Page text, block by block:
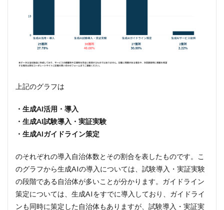
上記のグラフは
・生成AI活用・導入
・生成AI試験導入・実証実験
・生成AIガイドライン策定
のそれぞれの導入自治体数とその割合を表したものです。こ
のグラフから生成AIの導入については、試験導入・実証実験
の段階である自治体が多いことが分かります。ガイドライン
策定については、生成AIをすでに導入しており、ガイドライ
ンも同時に策定した自治体もありますが、試験導入・実証実